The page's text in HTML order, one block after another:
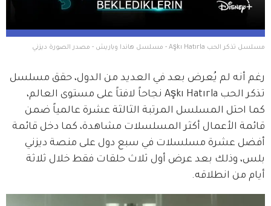
مسلسل تذكر الحب Aşkı Hatırla - مسلسل هاندا وباريش - مصدر الصورة ديزني
رغم أنه لم يُعرض بعد في العديد من الدول، حقق مسلسل
تذكر الحب Aşkı Hatırla نجاحاً لافتاً على مستوى العالم،
كما احتل المسلسل المرتبة الثالثة عشرة عالمياً ضمن
قائمة الأعمال أكثر المسلسلات مشاهدة، كما دخل قائمة
أفضل عشرة مسلسلات في سبع دول على منصة ديزني
بلس، وذلك بعد عرض أول ثلاث حلقات فقط خلال ثلاثة
أيام من انطلاقه.